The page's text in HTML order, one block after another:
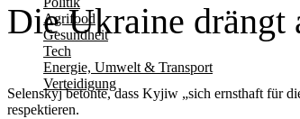
Agrifood
Gesundheit
Tech
Energie, Umwelt & Transport
Verteidigung
Die Ukraine drängt
Selenskyj betonte, dass Kyjiw „sich ernsthaft für
respektieren.